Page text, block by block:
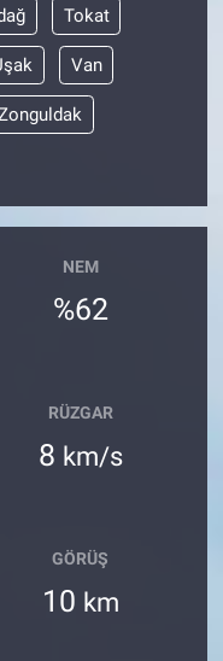
Tokat
Van
NEM
%62
RÜZGAR
8 km/s
GÖRÜŞ
10 km